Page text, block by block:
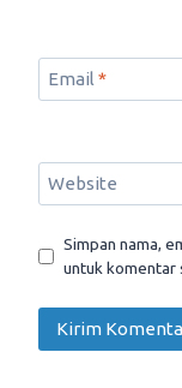
Email*
Website
Simpan nama,
untuk komentar